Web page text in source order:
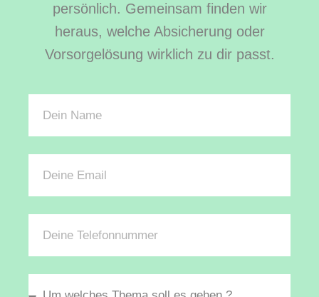
persönlich. Gemeinsam finden wir
heraus, welche Absicherung oder
Vorsorgelösung wirklich zu dir passt.